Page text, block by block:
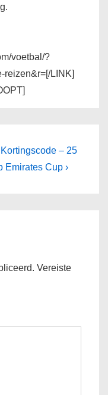
voetbal/?
reizen&r=[/LINK]
– 25
Emirates Cup ›
Vereiste